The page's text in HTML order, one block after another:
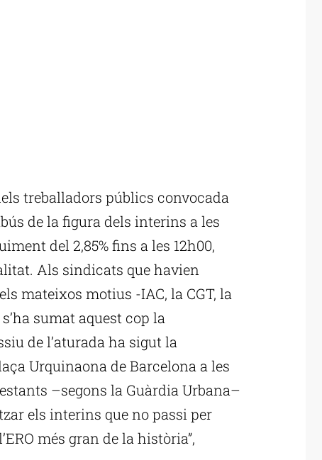
treballadors públics convocada
de la figura dels interins a les
del 2,85% fins a les 12h00,
Als sindicats que havien
mateixos motius -IAC, la CGT, la
sumat aquest cop la
de l’aturada ha sigut la
Urquinaona de Barcelona a les
–segons la Guàrdia Urbana–
els interins que no passi per
més gran de la història”,